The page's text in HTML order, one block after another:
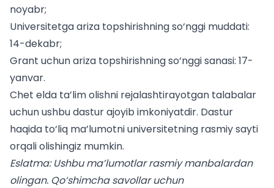
noyabr;
Universitetga ariza topshirishning so‘nggi muddati:
14-dekabr;
Grant uchun ariza topshirishning so‘nggi sanasi: 17-
yanvar.
Chet elda ta’lim olishni rejalashtirayotgan talabalar
uchunushbu dastur ajoyib imkoniyatdir. Dastur
haqida to‘liq ma’lumotni universitetning rasmiy sayti
orqali olishingiz mumkin.
Eslatma: Ushbu ma’lumotlar rasmiy manbalardan
olingan. Qo‘shimcha savollar uchun